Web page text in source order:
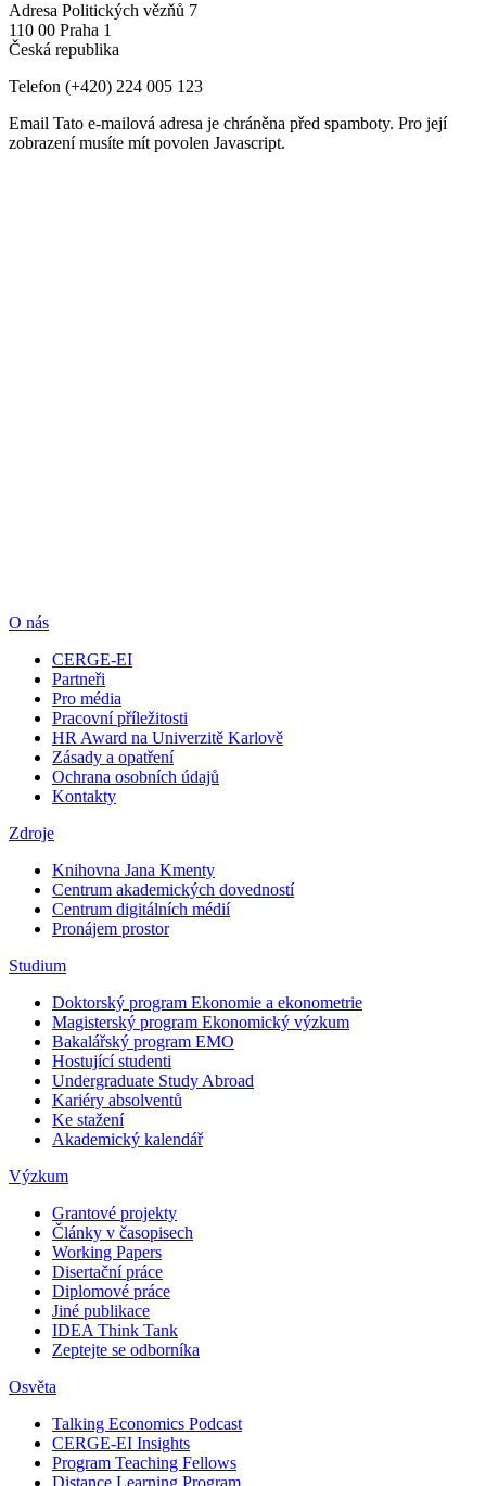
Adresa Politických vězňů 7
110 00 Praha 1
Česká republika
Telefon (+420) 224 005 123
Email Tato e-mailová adresa je chráněna před spamboty. Pro její
zobrazení musíte mít povolen Javascript.
O nás
CERGE-EI
Partneři
Pro média
Pracovní příležitosti
HR Award na Univerzitě Karlově
Zásady a opatření
Ochrana osobních údajů
Kontakty
Zdroje
Knihovna Jana Kmenty
Centrum akademických dovedností
Centrum digitálních médií
Pronájem prostor
Studium
Doktorský program Ekonomie a ekonometrie
Magisterský program Ekonomický výzkum
Bakalářský program EMO
Hostující studenti
Undergraduate Study Abroad
Kariéry absolventů
Ke stažení
Akademický kalendář
Výzkum
Grantové projekty
Články v časopisech
Working Papers
Disertační práce
Diplomové práce
Jiné publikace
IDEA Think Tank
Zeptejte se odborníka
Osvěta
Talking Economics Podcast
CERGE-EI Insights
Program Teaching Fellows